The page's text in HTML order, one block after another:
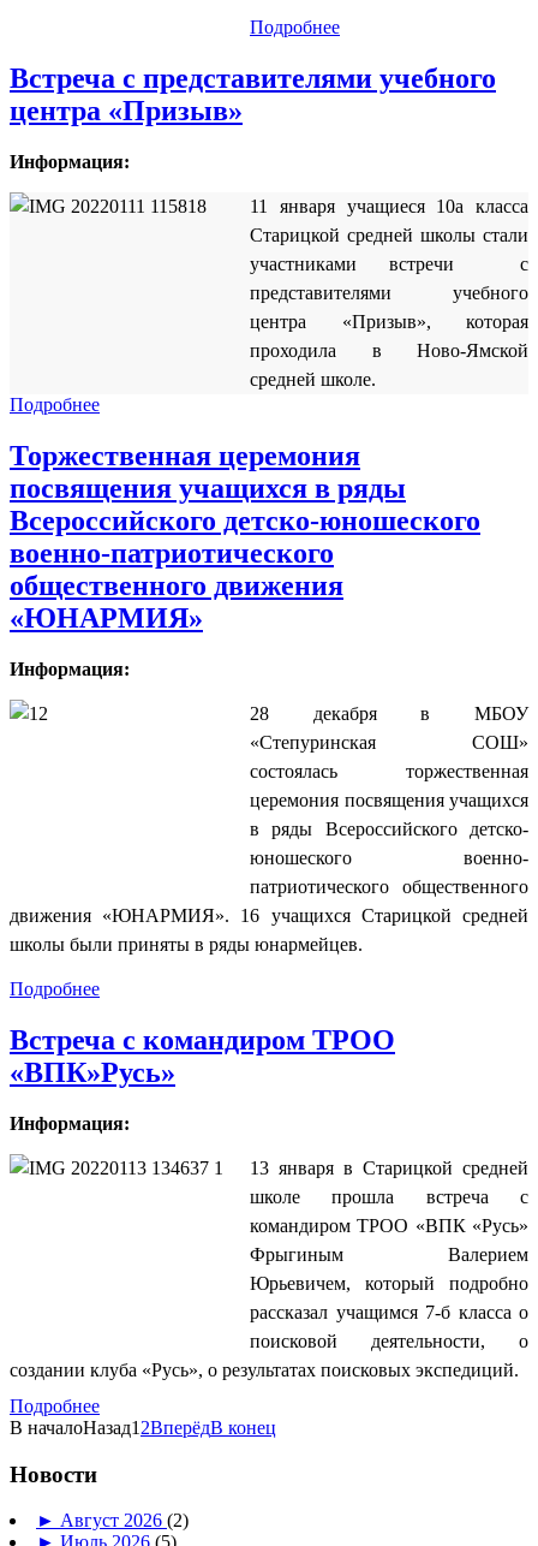
Подробнее
Встреча с представителями учебного
центра «Призыв»
Информация:
11 января учащиеся 10а класса
Старицкой средней школы стали
участниками встречи с
представителями учебного
центра «Призыв», которая
проходила в Ново-Ямской
средней школе.
Подробнее
Торжественная церемония
посвящения учащихся в ряды
Всероссийского детско-юношеского
военно-патриотического
общественного движения
«ЮНАРМИЯ»
Информация:
28 декабря в МБОУ
«Степуринская СОШ»
состоялась торжественная
церемония посвящения учащихся
в ряды Всероссийского детско-
юношеского военно-
патриотического общественного
движения «ЮНАРМИЯ». 16 учащихся Старицкой средней
школы были приняты в ряды юнармейцев.
Подробнее
Встреча с командиром ТРОО
«ВПК»Русь»
Информация:
13 января в Старицкой средней
школе прошла встреча с
командиром ТРОО «ВПК «Русь»
Фрыгиным Валерием
Юрьевичем, который подробно
рассказал учащимся 7-б класса о
поисковой деятельности, о
создании клуба «Русь», о результатах поисковых экспедиций.
Подробнее
В началоНазад1 2ВперёдВ конец
Новости
► Август 2026 (2)